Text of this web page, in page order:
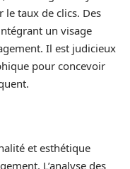
taux de clics. Des
un visage
Il est judicieux
pour concevoir
et esthétique
L’analyse des